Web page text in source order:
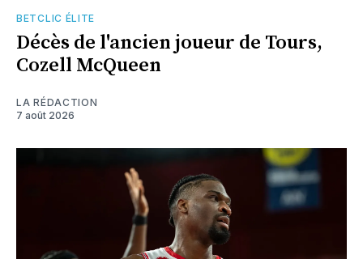
BETCLIC ÉLITE
Décès de l'ancien joueur de Tours,
Cozell McQueen
LA RÉDACTION
7 août 2026